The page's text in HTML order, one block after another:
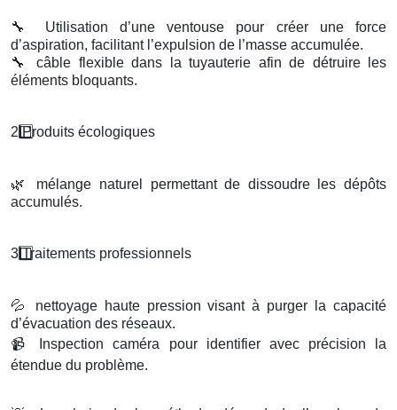
🔧
Utilisation d’une ventouse pour créer une force
d’aspiration, facilitant l’expulsion de l’masse accumulée.
🔧
câble flexible dans la tuyauterie afin de détruire les
éléments bloquants.
2️ Produits écologiques
🌿
mélange naturel permettant de dissoudre les dépôts
accumulés.
3️Traitements professionnels
💦
nettoyage haute pression visant à purger la capacité
d’évacuation des réseaux.
📹
Inspection caméra pour identifier avec précision la
étendue du problème.